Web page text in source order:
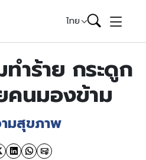
ไทย
ำร้าย กระดูก
คนมองข้าม
มสุขภาพ